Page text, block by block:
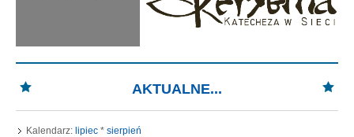
AKTUALNE...
Kalendarz: lipiec * sierpień